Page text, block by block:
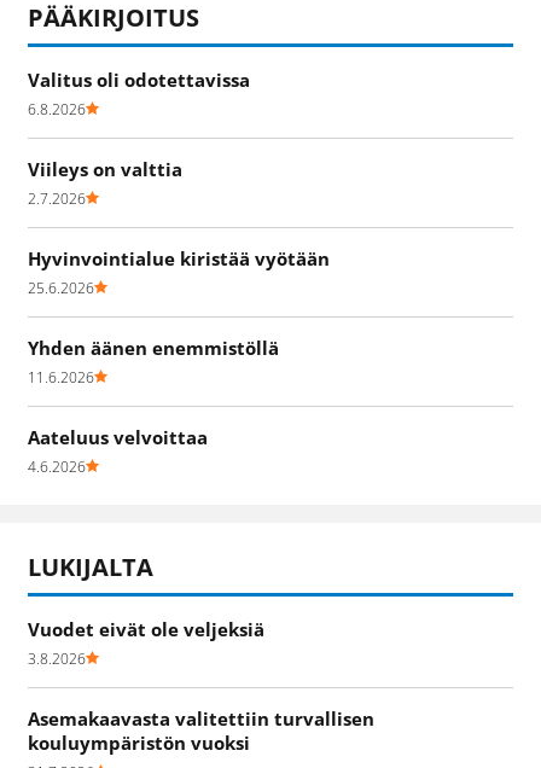
PÄÄKIRJOITUS
Valitus oli odotettavissa
6.8.2026
Viileys on valttia
2.7.2026
Hyvinvointialue kiristää vyötään
25.6.2026
Yhden äänen enemmistöllä
11.6.2026
Aateluus velvoittaa
4.6.2026
LUKIJALTA
Vuodet eivät ole veljeksiä
3.8.2026
Asemakaavasta valitettiin turvallisen
kouluympäristön vuoksi